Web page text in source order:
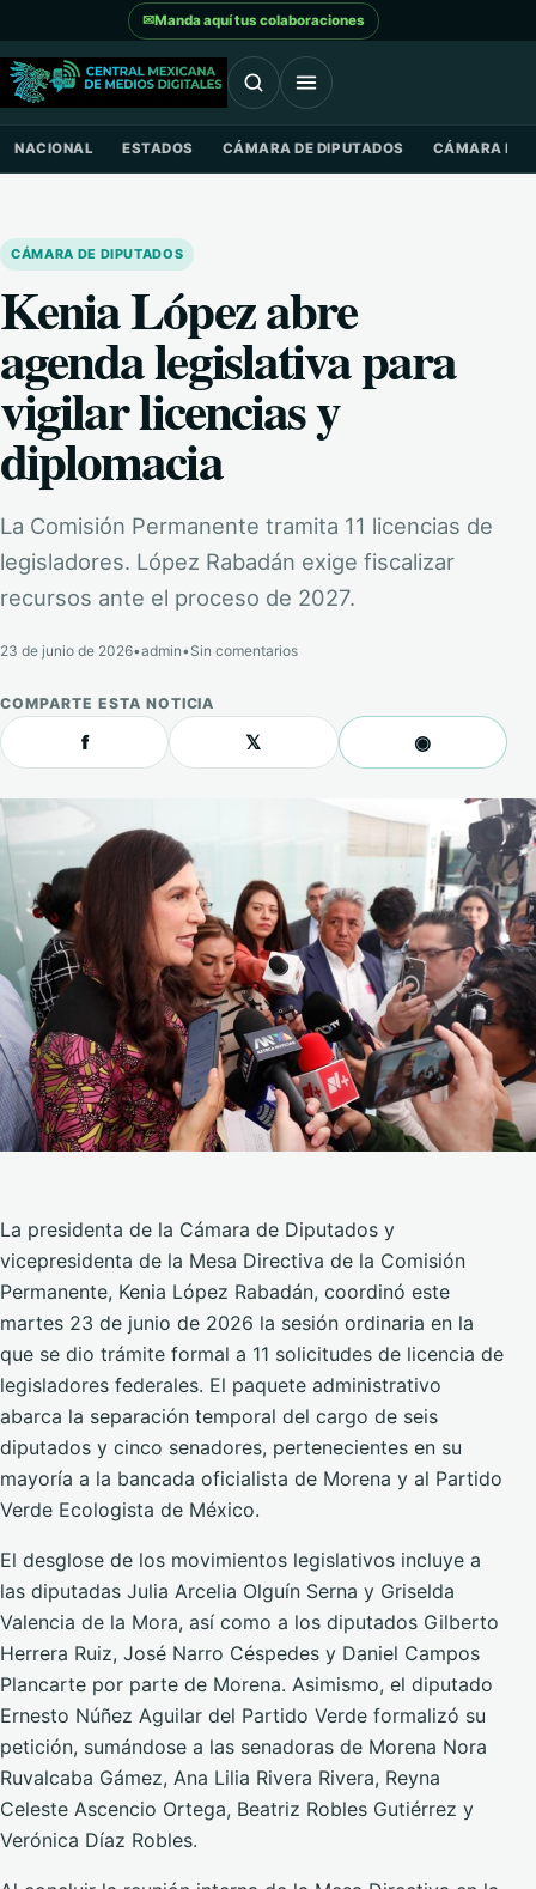
Saltar al contenido
✉Manda aquí tus colaboraciones
NACIONAL ESTADOS CÁMARA DE DIPUTADOS CÁMARA DE
CÁMARA DE DIPUTADOS
Kenia López abre
agenda legislativa para
vigilar licencias y
diplomacia
La Comisión Permanente tramita 11 licencias de
legisladores. López Rabadán exige fiscalizar
recursos ante el proceso de 2027.
23 de junio de 2026•admin•Sin comentarios
COMPARTE ESTA NOTICIA
f 𝕏 ◉
La presidenta de la Cámara de Diputados y
vicepresidenta de la Mesa Directiva de la Comisión
Permanente, Kenia López Rabadán, coordinó este
martes 23 de junio de 2026 la sesión ordinaria en la
que se dio trámite formal a 11 solicitudes de licencia de
legisladores federales. El paquete administrativo
abarca la separación temporal del cargo de seis
diputados y cinco senadores, pertenecientes en su
mayoría a la bancada oficialista de Morena y al Partido
Verde Ecologista de México.
El desglose de los movimientos legislativos incluye a
las diputadas Julia Arcelia Olguín Serna y Griselda
Valencia de la Mora, así como a los diputados Gilberto
Herrera Ruiz, José Narro Céspedes y Daniel Campos
Plancarte por parte de Morena. Asimismo, el diputado
Ernesto Núñez Aguilar del Partido Verde formalizó su
petición, sumándose a las senadoras de Morena Nora
Ruvalcaba Gámez, Ana Lilia Rivera Rivera, Reyna
Celeste Ascencio Ortega, Beatriz Robles Gutiérrez y
Verónica Díaz Robles.